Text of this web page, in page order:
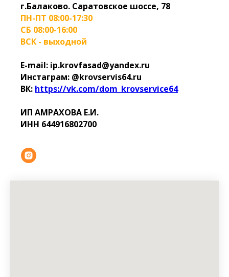
г.Балаково. Саратовское шоссе, 78
ПН-ПТ 08:00-17:30
СБ 08:00-16:00
ВСК - выходной
E-mail: ip.krovfasad@yandex.ru
Инстаграм: @krovservis64.ru
ВК: https://vk.com/dom_krovservice64
ИП АМРАХОВА Е.И.
ИНН 644916802700